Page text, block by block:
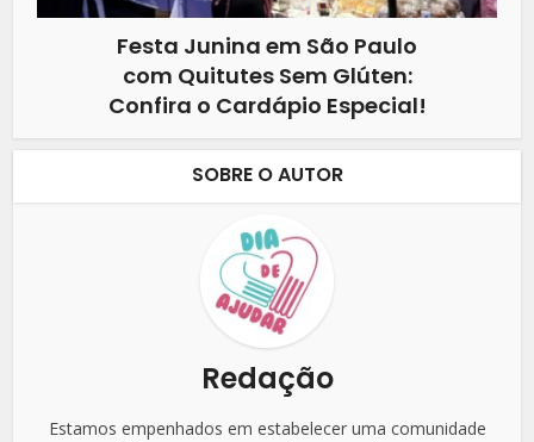
Festa Junina em São Paulo
com Quitutes Sem Glúten:
Confira o Cardápio Especial!
SOBRE O AUTOR
Redação
Estamos empenhados em estabelecer uma comunidade